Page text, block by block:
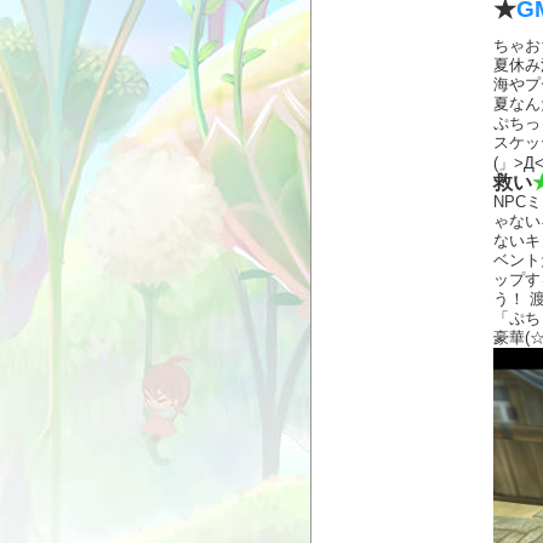
★
ちゃ
夏休
海や
夏な
ぷち
スケ
(」
救い
NPC
ゃな
ない
ベン
ップ
う！
「ぷ
豪華